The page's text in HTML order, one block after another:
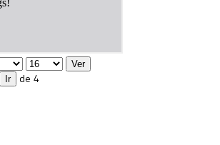
de 4